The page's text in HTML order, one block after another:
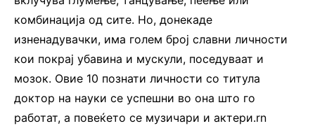
комбинација од сите. Но, донекаде
изненадувачки, има голем број славни личности
кои покрај убавина и мускули, поседуваат и
мозок. Овие 10 познати личности со титула
доктор на науки се успешни во она што го
работат, а повеќето се музичари и актери.rn